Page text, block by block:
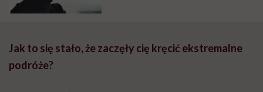
Jak to się stało, że zaczęły cię kręcić ekstremalne
podróże?